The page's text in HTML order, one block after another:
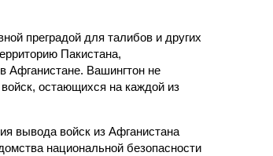
преградой для талибов и других
Пакистана,
Афганистане. Вашингтон не
остающихся на каждой из
вывода войск из Афганистана
национальной безопасности